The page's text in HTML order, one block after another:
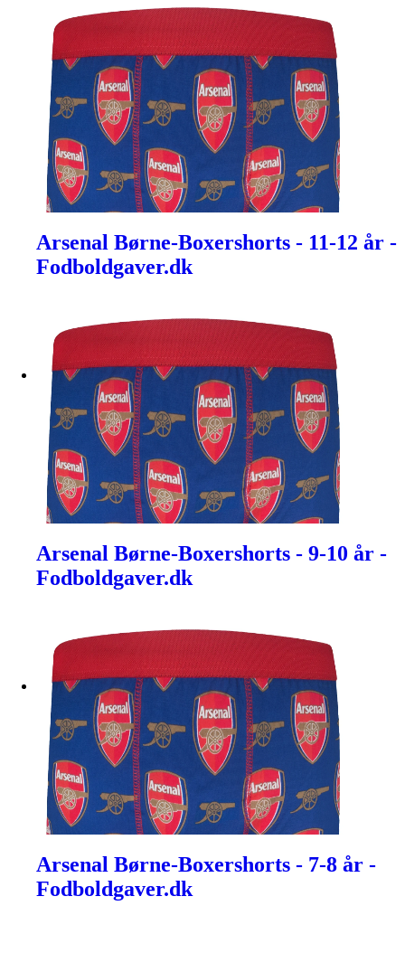
Arsenal Børne-Boxershorts - 11-12 år -
Fodboldgaver.dk
Arsenal Børne-Boxershorts - 9-10 år -
Fodboldgaver.dk
Arsenal Børne-Boxershorts - 7-8 år -
Fodboldgaver.dk